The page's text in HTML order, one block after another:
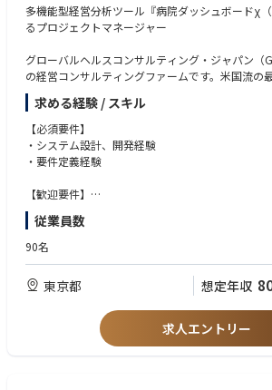
◤組織とカルチャー◢
ョンが特徴
・全社定例・部門横断の情報共有や交流会により
ム文化
・外国籍の方も多く働く環境のため、英語を使用
◤成長環境◢
・東京大学との共同研究・輪読会、社内技術勉強
・書籍・資格・セミナー・カンファレンス参加な
用補助制度
・固定学習プラットフォームに縛られず、目的に
・最新技術への取り組みと、自社プロダクト開発
◤働きやすさ◢
・ハイブリッド／リモート勤務可、休暇制度は大
・スポーツ手当や社内交流補助など、健康・コミ
・社会保険完備、協会けんぽ加入、健康診断や予
多機能型経営分析ツール『病院ダッシュボードχ
るプロジェクトマネージャー
グローバルヘルスコンサルティング・ジャパン（
の経営コンサルティングファームです。米国流の
ビッグデータを武器に、日本の医療が抱える課題
今回、開発をお任せする『病院ダッシュボードχ
（DPCデータ）を瞬時に分析し、経営改善のヒン
ケーションです。「日本優良コンサルティング会
性期病院で導入されています。
「病院ダッシュボードχ」とは
病院内の様々なデータを可視化および自動分析し
ベンチマークした結果を提供することで、課題解
Webアプリケーションサービスです。すでに高度
実績があり、年々ニーズが高まっています。病院
営を目指す手助けをしています。
求める経験 / スキル
【必須要件】
・システム設計、開発経験
・要件定義経験
【歓迎要件】
・システムアーキテクチャ設計経験
・データ分析、可視化経験
・医療業界の知識
従業員数
90名
東京都 想定年収
求人エントリー